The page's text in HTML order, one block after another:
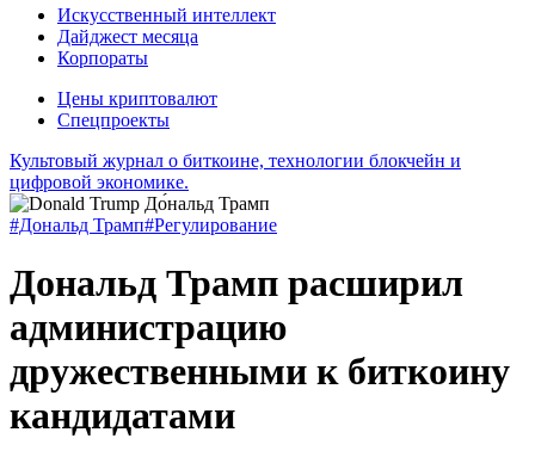
Искусственный интеллект
Дайджест месяца
Корпораты
Цены криптовалют
Спецпроекты
Культовый журнал о биткоине, технологии блокчейн и
цифровой экономике.
#Дональд Трамп#Регулирование
Дональд Трамп расширил
администрацию
дружественными к биткоину
кандидатами